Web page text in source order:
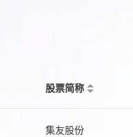
股票简称
集友股份